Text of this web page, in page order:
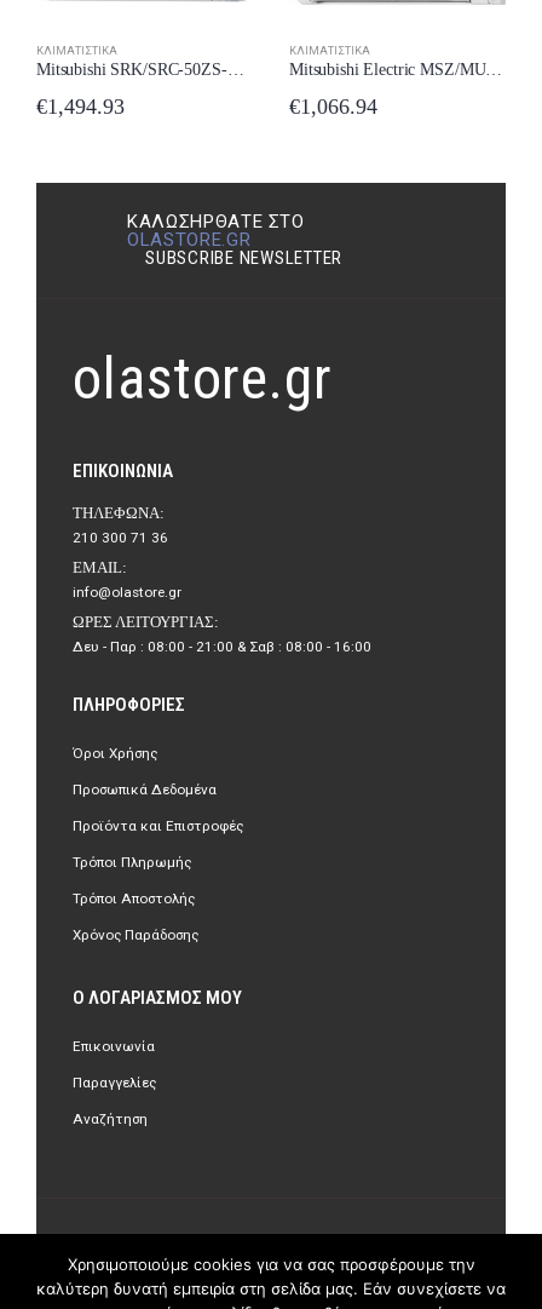
ΚΛΙΜΑΤΙΣΤΙΚΆ
Mitsubishi SRK/SRC-50ZS-WF Κλιματιστικό Inverter 18000 BTU A++/A++ με Wi-Fi New Model 2024
€1,494.93
ΚΛΙΜΑΤΙΣΤΙΚΆ
Mitsubishi Electric MSZ/MUZ-WN25VA Κλιματιστικό Inverter 9000 BTU A++/A++ με Ιονιστή New Model 2024
€1,066.94
ΚΑΛΩΣΉΡΘΑΤΕ ΣΤΟ
OLASTORE.GR
SUBSCRIBE NEWSLETTER
olastore.gr
ΕΠΙΚΟΙΝΩΝΊΑ
ΤΗΛΈΦΩΝΑ:
210 300 71 36
EMAIL:
info@olastore.gr
ΏΡΕΣ ΛΕΙΤΟΥΡΓΊΑΣ:
Δευ - Παρ : 08:00 - 21:00 & Σαβ : 08:00 - 16:00
ΠΛΗΡΟΦΟΡΊΕΣ
Όροι Χρήσης
Προσωπικά Δεδομένα
Προϊόντα και Επιστροφές
Τρόποι Πληρωμής
Τρόποι Αποστολής
Χρόνος Παράδοσης
Ο ΛΟΓΑΡΙΑΣΜΌΣ ΜΟΥ
Επικοινωνία
Παραγγελίες
Αναζήτηση
Χρησιμοποιούμε cookies για να σας προσφέρουμε την
καλύτερη δυνατή εμπειρία στη σελίδα μας. Εάν συνεχίσετε να